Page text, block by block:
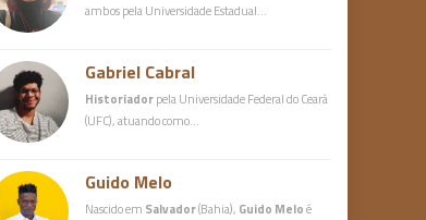
ambos pela Universidade Estadual…
Gabriel Cabral
Historiadorpela Universidade Federal do Ceará
(UFC), atuando como…
Guido Melo
Nascido em Salvador(Bahia), Guido Meloé